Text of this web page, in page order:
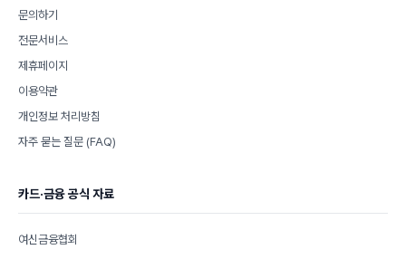
문의하기
전문서비스
제휴페이지
이용약관
개인정보 처리방침
자주 묻는 질문 (FAQ)
카드·금융 공식 자료
여신금융협회